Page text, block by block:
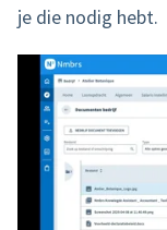
je die nodig hebt.